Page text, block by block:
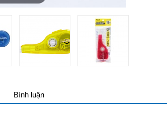
Bình luận